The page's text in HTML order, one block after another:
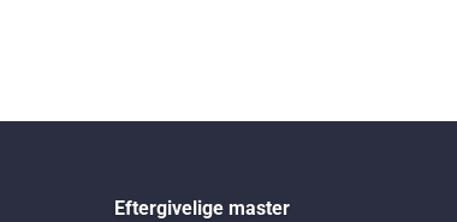
Eftergivelige master